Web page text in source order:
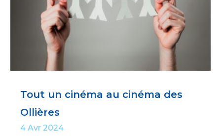
Tout un cinéma au cinéma des
Ollières
4 Avr 2024